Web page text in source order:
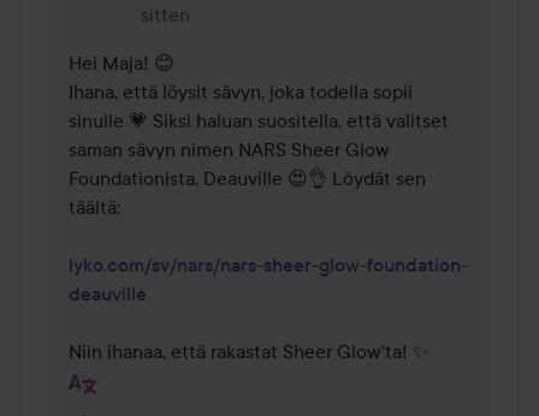
sitten
Hei Maja! 😊
Ihana, että löysit sävyn, joka todella sopii
sinulle 💗 Siksi haluan suositella, että valitset
saman sävyn nimen NARS Sheer Glow
Foundationista, Deauville 😍👌 Löydät sen
täältä:
lyko.com/sv/nars/nars-sheer-glow-foundation-
deauville
Niin ihanaa, että rakastat Sheer Glow'ta! ✨